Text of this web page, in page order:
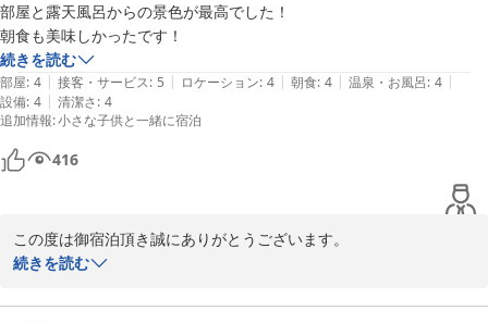
いませ。
にっしょうかん新館梅松鶴
2026-04-04
部屋と露天風呂からの景色が最高でした！
朝食も美味しかったです！
続きを読む
部屋: 4 | 接客・サービス: 5 | ロケーション: 4 | 朝食: 4 | 温泉・お風呂: 4 |
設備: 4 | 清潔さ: 4
追加情報:小さな子供と一緒に宿泊
416
この度は御宿泊頂き誠にありがとうございます。
景色につきましてお褒めの言葉を頂きありがとうございます。当館
ます。時間帯や式によって変化する長崎の景色をお楽しみください
続きを読む